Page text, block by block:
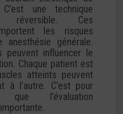
une technique
réversible. Ces
les risques
générale.
peuvent influencer le
Chaque patient est
atteints peuvent
à l’autre. C’est pour
l’évaluation